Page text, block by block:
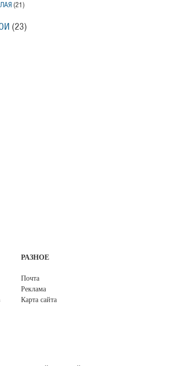
(21 )
(23)
РАЗНОЕ
Почта
Реклама
Карта сайта